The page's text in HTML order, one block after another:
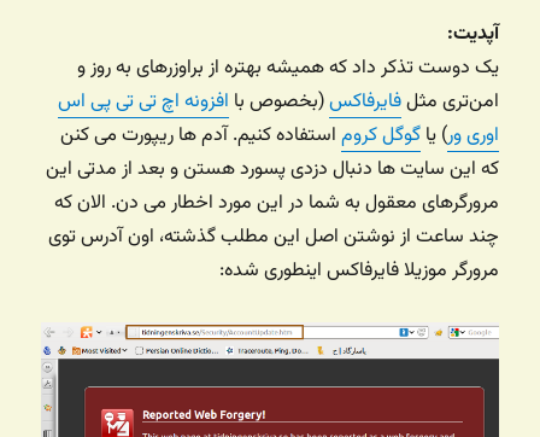
آپدیت:
یک دوست تذکر داد که همیشه بهتره از براوزرهای به روز و
امن‌تری مثلفایرفاکس(بخصوص با افزونه اچ تی تی پی اس
اوری ور) یاگوگل کروم استفاده کنیم. آدم ها ریپورت می کنن
که این سایت ها دنبال دزدی پسورد هستن و بعد از مدتی این
مرورگرهای معقول به شما در این مورد اخطار می دن. الان که
چند ساعت از نوشتن اصل این مطلب گذشته، اون آدرس توی
مرورگر موزیلا فایرفاکس اینطوری شده: